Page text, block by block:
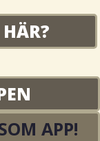
APP!